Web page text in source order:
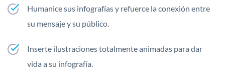
Humanice sus infografías y refuerce la conexión entre
su mensaje y su público.
Inserte ilustraciones totalmente animadas para dar
vida a su infografía.